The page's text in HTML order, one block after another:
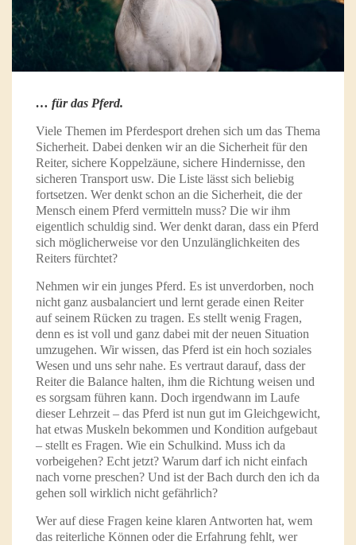
… für das Pferd.
Viele Themen im Pferdesport drehen sich um das Thema
Sicherheit. Dabei denken wir an die Sicherheit für den
Reiter, sichere Koppelzäune, sichere Hindernisse, den
sicheren Transport usw. Die Liste lässt sich beliebig
fortsetzen. Wer denkt schon an die Sicherheit, die der
Mensch einem Pferd vermitteln muss? Die wir ihm
eigentlich schuldig sind. Wer denkt daran, dass ein Pferd
sich möglicherweise vor den Unzulänglichkeiten des
Reiters fürchtet?
Nehmen wir ein junges Pferd. Es ist unverdorben, noch
nicht ganz ausbalanciert und lernt gerade einen Reiter
auf seinem Rücken zu tragen. Es stellt wenig Fragen,
denn es ist voll und ganz dabei mit der neuen Situation
umzugehen. Wir wissen, das Pferd ist ein hoch soziales
Wesen und uns sehr nahe. Es vertraut darauf, dass der
Reiter die Balance halten, ihm die Richtung weisen und
es sorgsam führen kann. Doch irgendwann im Laufe
dieser Lehrzeit – das Pferd ist nun gut im Gleichgewicht,
hat etwas Muskeln bekommen und Kondition aufgebaut
– stellt es Fragen. Wie ein Schulkind. Muss ich da
vorbeigehen? Echt jetzt? Warum darf ich nicht einfach
nach vorne preschen? Und ist der Bach durch den ich da
gehen soll wirklich nicht gefährlich?
Wer auf diese Fragen keine klaren Antworten hat, wem
das reiterliche Können oder die Erfahrung fehlt, wer